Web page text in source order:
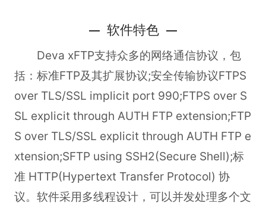
软件特色
Deva xFTP支持众多的网络通信协议，包
括：标准FTP及其扩展协议;安全传输协议FTPS
over TLS/SSL implicit port 990;FTPS over S
SL explicit through AUTH FTP extension;FTP
S over TLS/SSL explicit through AUTH FTP e
xtension;SFTP using SSH2(Secure Shell);标
准 HTTP(Hypertext Transfer Protocol) 协
议。软件采用多线程设计，可以并发处理多个文